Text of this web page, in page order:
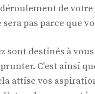
de votre
pas parce que
sont destinés à
C'est ainsi
attise vos